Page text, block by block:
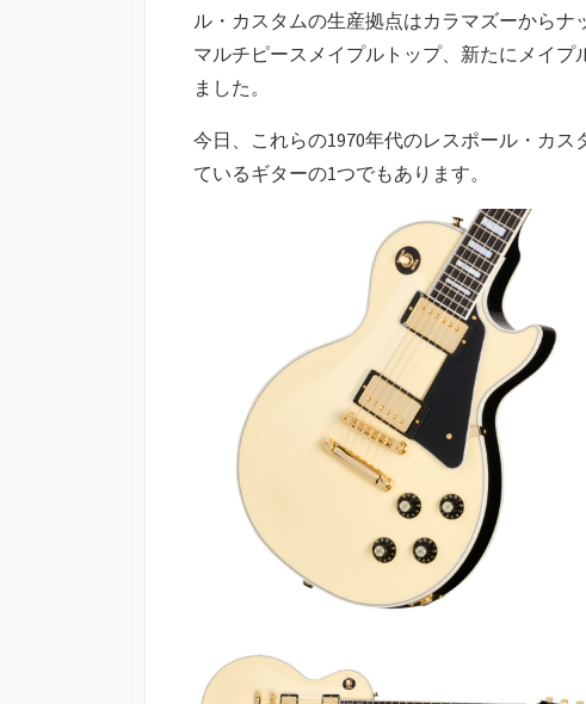
ル・カスタムの生産拠点はカラマズーから
マルチピースメイプルトップ、新たにメイ
ました。
今日、これらの1970年代のレスポール・カ
ているギターの1つでもあります。